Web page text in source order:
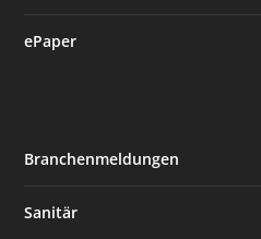
ePaper
Branchenmeldungen
Sanitär